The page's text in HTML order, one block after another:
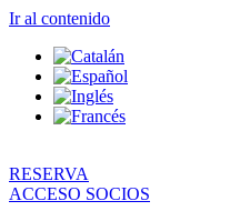
Ir al contenido
RESERVA
ACCESO SOCIOS